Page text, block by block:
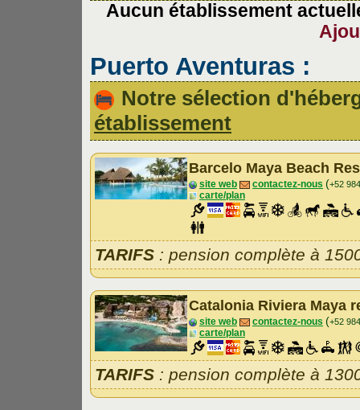
Aucun établissement
Puerto Aventuras :
Notre sélection
établissement
Barcelo Maya Beach
site web contactez-nous (+52
carte/plan
TARIFS : pension complète à
Catalonia Riviera Maya
site web contactez-nous (+52
carte/plan
TARIFS : pension complète à